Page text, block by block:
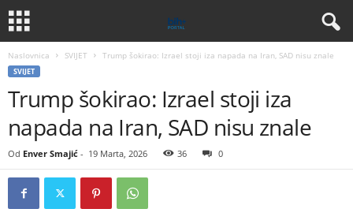
Naslovnica SVIJET Trump šokirao: Izrael stoji iza napada na Iran, SAD nisu znale
SVIJET
Trump šokirao: Izrael stoji iza
napada na Iran, SAD nisu znale
Od Enver Smajić - 19 Marta, 2026 36 0